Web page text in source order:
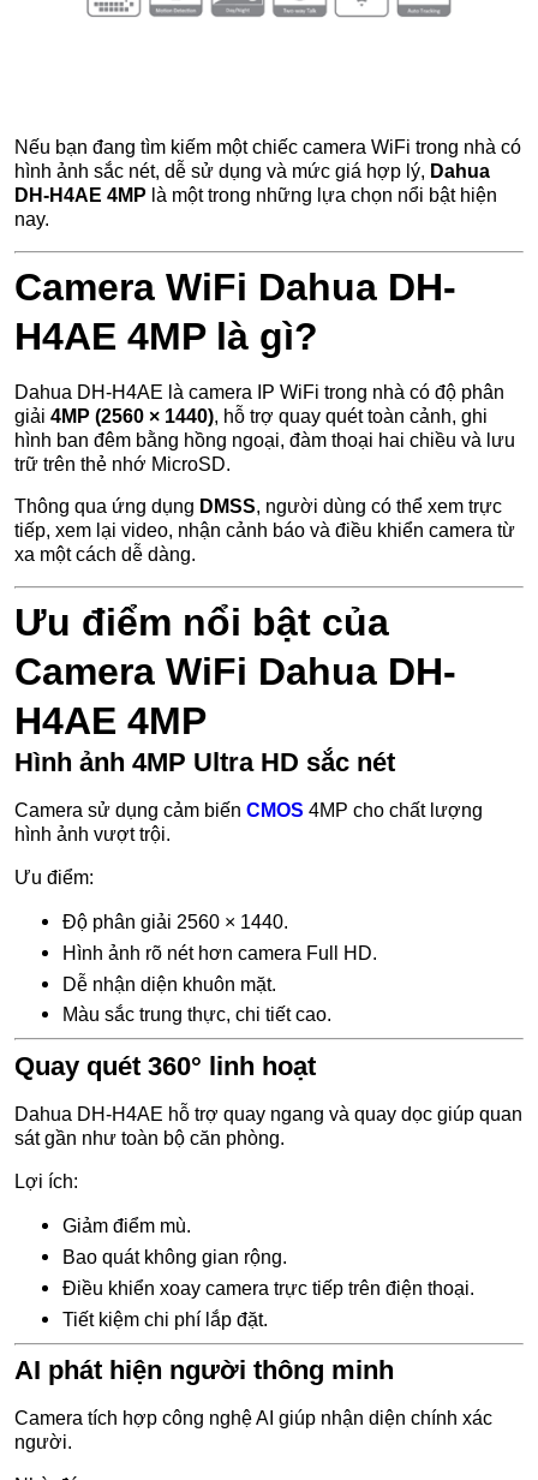
Nếu bạn đang tìm kiếm một chiếc camera WiFi trong nhà có
hình ảnh sắc nét, dễ sử dụng và mức giá hợp lý, Dahua
DH-H4AE 4MP là một trong những lựa chọn nổi bật hiện
nay.
Camera WiFi Dahua DH-
H4AE 4MP là gì?
Dahua DH-H4AE là camera IP WiFi trong nhà có độ phân
giải4MP (2560 × 1440), hỗ trợ quay quét toàn cảnh, ghi
hình ban đêm bằng hồng ngoại, đàm thoại hai chiều và lưu
trữ trên thẻ nhớ MicroSD.
Thông qua ứng dụng DMSS, người dùng có thể xem trực
tiếp, xem lại video, nhận cảnh báo và điều khiển camera từ
xa một cách dễ dàng.
Ưu điểm nổi bật của
Camera WiFi Dahua DH-
H4AE 4MP
Hình ảnh 4MP Ultra HD sắc nét
Camera sử dụng cảm biếnCMOS 4MP cho chất lượng
hình ảnh vượt trội.
Ưu điểm:
Độ phân giải 2560 × 1440.
Hình ảnh rõ nét hơn camera Full HD.
Dễ nhận diện khuôn mặt.
Màu sắc trung thực, chi tiết cao.
Quay quét 360° linh hoạt
Dahua DH-H4AE hỗ trợ quay ngang và quay dọc giúp quan
sát gần như toàn bộ căn phòng.
Lợi ích:
Giảm điểm mù.
Bao quát không gian rộng.
Điều khiển xoay camera trực tiếp trên điện thoại.
Tiết kiệm chi phí lắp đặt.
AI phát hiện người thông minh
Camera tích hợp công nghệ AI giúp nhận diện chính xác
người.